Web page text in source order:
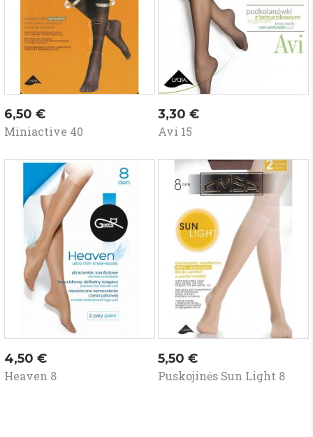
Kaina
6,50 €
Miniactive 40
Kaina
3,30 €
Avi 15
Kaina
4,50 €
Heaven 8
Kaina
5,50 €
Puskojinės Sun Light 8